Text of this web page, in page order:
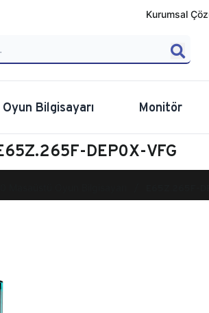
Kurumsal
Oyun Bilgisayarı Monitör
DEP0X-VFG